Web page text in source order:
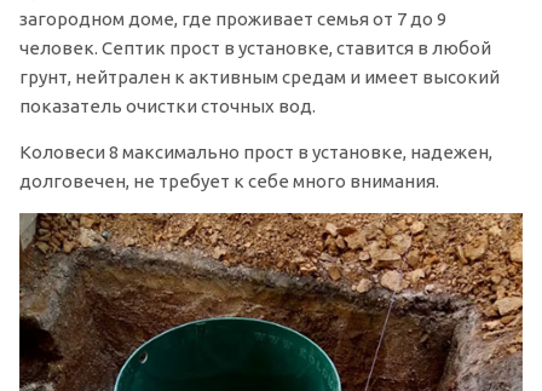
загородном доме, где проживает семья от 7 до 9
человек. Септик прост в установке, ставится в любой
грунт, нейтрален к активным средам и имеет высокий
показатель очистки сточных вод.
Коловеси 8 максимально прост в установке, надежен,
долговечен, не требует к себе много внимания.